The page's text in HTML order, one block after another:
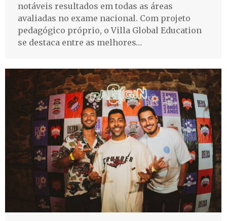
notáveis resultados em todas as áreas
avaliadas no exame nacional. Com projeto
pedagógico próprio, o Villa Global Education
se destaca entre as melhores…